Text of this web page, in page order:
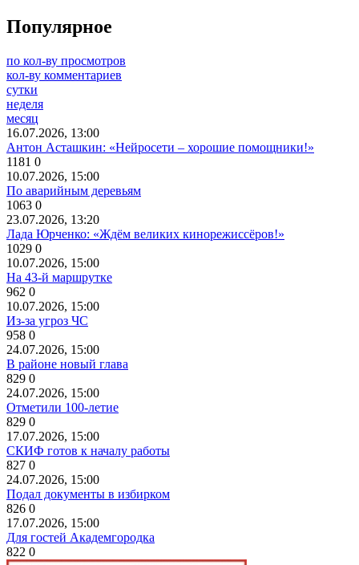
Популярное
по кол-ву просмотров
кол-ву комментариев
сутки
неделя
месяц
16.07.2026, 13:00
Антон Асташкин: «Нейросети – хорошие помощники!»
1181 0
10.07.2026, 15:00
По аварийным деревьям
1063 0
23.07.2026, 13:20
Лада Юрченко: «Ждём великих кинорежиссёров!»
1029 0
10.07.2026, 15:00
На 43-й маршрутке
962 0
10.07.2026, 15:00
Из-за угроз ЧС
958 0
24.07.2026, 15:00
В районе новый глава
829 0
24.07.2026, 15:00
Отметили 100-летие
829 0
17.07.2026, 15:00
СКИФ готов к началу работы
827 0
24.07.2026, 15:00
Подал документы в избирком
826 0
17.07.2026, 15:00
Для гостей Академгородка
822 0